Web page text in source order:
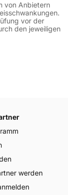
von Anbietern
vor der
den jeweiligen
werden